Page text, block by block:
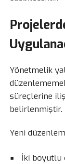
Yönetmelik
süreçlerine
belirlenmiştir.
Yeni
İki boyutlu